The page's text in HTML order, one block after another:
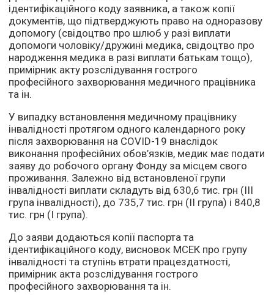
ідентифікаційного коду заявника, а також копії
документів, що підтверджують право на одноразову
допомогу (свідоцтво про шлюб у разі виплати
допомоги чоловіку/дружині медика, свідоцтво про
народження медика в разі виплати батькам тощо),
примірник акту розслідування гострого
професійного захворювання медичного працівника
та ін.
У випадку встановлення медичному працівнику
інвалідності протягом одного календарного року
після захворювання на COVID-19 внаслідок
виконання професійних обов’язків, медик має подати
заяву до робочого органу Фонду за місцем свого
проживання. Залежно від встановленої групи
інвалідності виплати складуть від 630,6 тис. грн (ІІІ
група інвалідності), до 735,7 тис. грн (ІІ група) і 840,8
тис. грн (І група).
До заяви додаються копії паспорта та
ідентифікаційного коду, висновок МСЕК про групу
інвалідності та ступінь втрати працездатності,
примірник акта розслідування гострого
професійного захворювання та ін.